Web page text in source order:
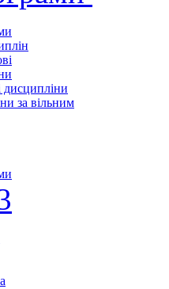
дисципліни
за вільним